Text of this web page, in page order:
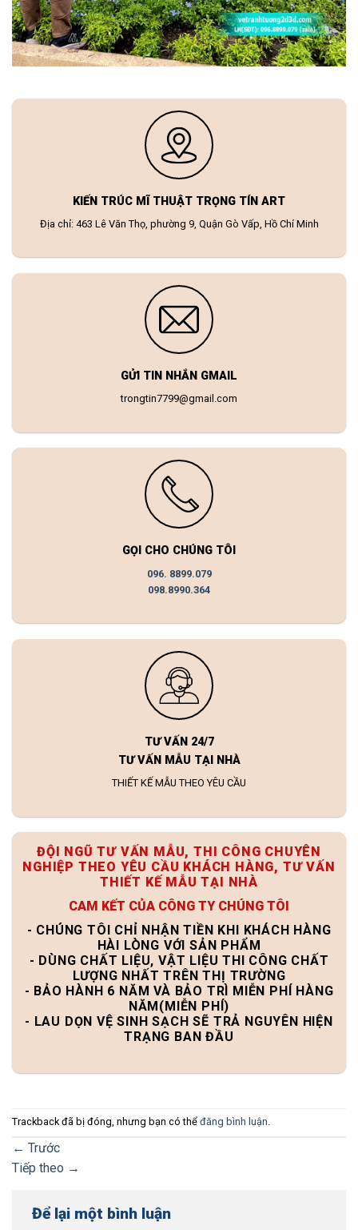
KIẾN TRÚC MĨ THUẬT TRỌNG TÍN ART
Địa chỉ: 463 Lê Văn Thọ, phường 9, Quận Gò Vấp, Hồ Chí Minh
GỬI TIN NHẮN GMAIL
trongtin7799@gmail.com
GỌI CHO CHÚNG TÔI
096. 8899.079
098.8990.364
TƯ VẤN 24/7
TƯ VẤN MẪU TẠI NHÀ
THIẾT KẾ MẪU THEO YÊU CẦU
ĐỘI NGŨ TƯ VẤN MẪU, THI CÔNG CHUYÊN
NGHIỆP THEO YÊU CẦU KHÁCH HÀNG, TƯ VẤN
THIẾT KẾ MẪU TẠI NHÀ
CAM KẾT CỦA CÔNG TY CHÚNG TÔI
- CHÚNG TÔI CHỈ NHẬN TIỀN KHI KHÁCH HÀNG
HÀI LÒNG VỚI SẢN PHẨM
- DÙNG CHẤT LIỆU, VẬT LIỆU THI CÔNG CHẤT
LƯỢNG NHẤT TRÊN THỊ TRƯỜNG
- BẢO HÀNH 6 NĂM VÀ BẢO TRÌ MIỄN PHÍ HÀNG
NĂM(MIỄN PHÍ)
- LAU DỌN VỆ SINH SẠCH SẼ TRẢ NGUYÊN HIỆN
TRẠNG BAN ĐẦU
Trackback đã bị đóng, nhưng bạn có thể đăng bình luận
← Trước
Tiếp theo →
Để lại một bình luận